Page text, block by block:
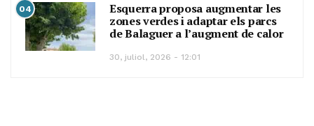
04
Esquerra proposa augmentar les
zones verdes i adaptar els parcs
de Balaguer a l’augment de calor
30, juliol, 2026 - 12:01